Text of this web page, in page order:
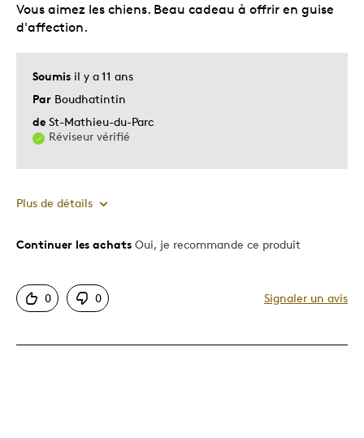
Soumis il y a 11 ans
Par Boudhatintin
de St-Mathieu-du-Parc
Réviseur vérifié
Vous aimez les chiens. Beau cadeau à offrir en guise
d'affection.
Plus de détails
Le pour
Continuer les achats Oui, je recommande ce produit
0 0 Signaler un avis